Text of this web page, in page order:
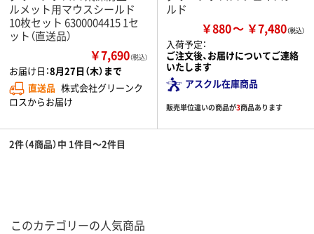
ルメット用マウスシールド
10枚セット 6300004415 1セ
ット（直送品）
￥7,690（税込）
お届け日：8月27日（木）まで
直送品 株式会社グリーンク
ロスからお届け
ルド
￥880 ￥7,480
入荷予定：
ご注文後、お届けについてご連絡
いたします
アスクル在庫商品
販売単位違いの商品が3商品あります
2件（4商品）中 1件目～2件目
このカテゴリーの人気商品